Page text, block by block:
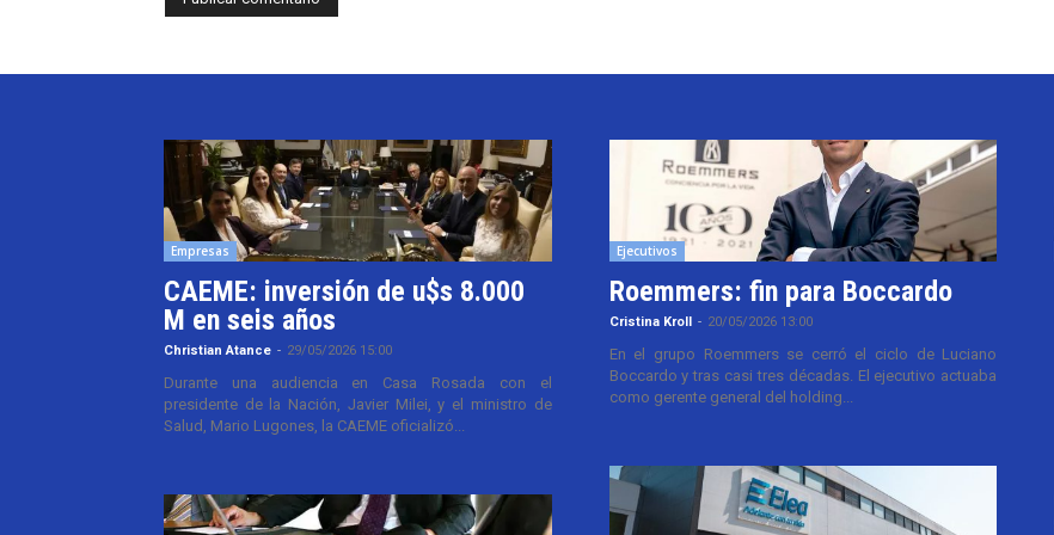
Empresas
CAEME: inversión de u$s 8.000
M en seis años
Christian Atance - 29/05/2026 15:00
Durante una audiencia en Casa Rosada con el
presidente de la Nación, Javier Milei, y el ministro de
Salud, Mario Lugones, la CAEME oficializó...
Ejecutivos
Roemmers: fin para Boccardo
Cristina Kroll - 20/05/2026 13:00
En el grupo Roemmers se cerró el ciclo de Luciano
Boccardo y tras casi tres décadas. El ejecutivo actuaba
como gerente general del holding...